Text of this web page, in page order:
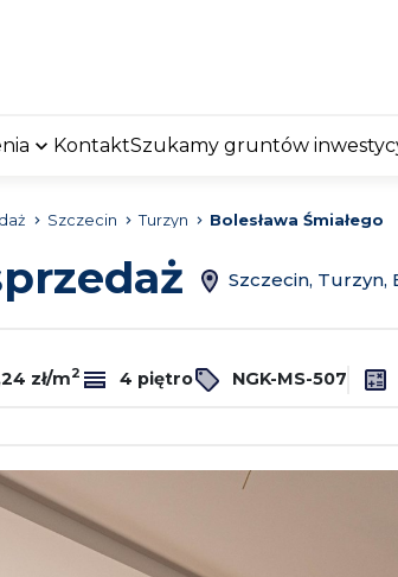
KontaktSzukamy gruntów
Szczecin Turzyn Bolesława Śmiałego
Szczecin, Turzyn,
zł/m2 4 piętro NGK-MS-507